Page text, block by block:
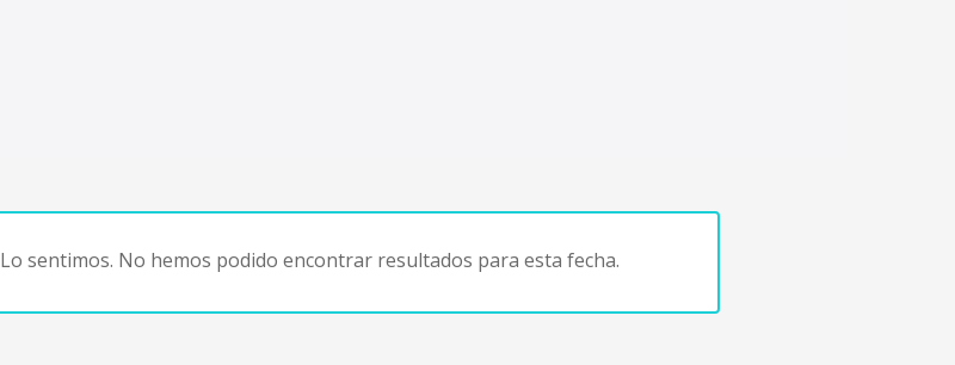
Lo sentimos. No hemos podido encontrar resultados para esta fecha.